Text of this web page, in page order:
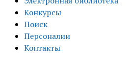
Конкурсы
Поиск
Персоналии
Контакты